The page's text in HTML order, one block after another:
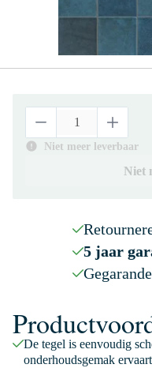
Niet meer leverbaar
Niet
5 jaar
De tegel is eenvoudig
onderhoudsgemak